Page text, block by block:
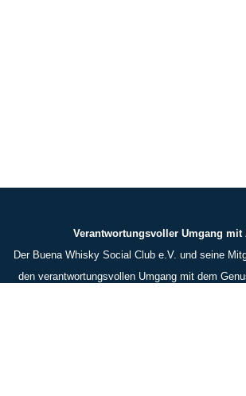
Verantwortungsvoller Umgang mit
Der Buena Whisky Social Club e.V. und seine
den verantwortungsvollen Umgang mit dem